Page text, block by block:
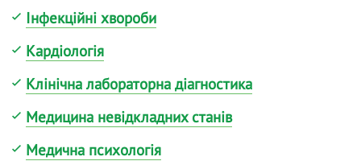
Інфекційні хвороби
Кардіологія
Клінічна лабораторна діагностика
Медицина невідкладних станів
Медична психологія